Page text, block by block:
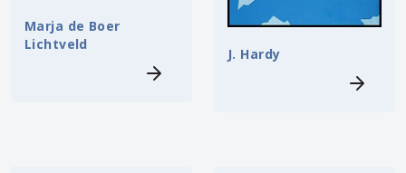
Marja de Boer
Lichtveld
J. Hardy